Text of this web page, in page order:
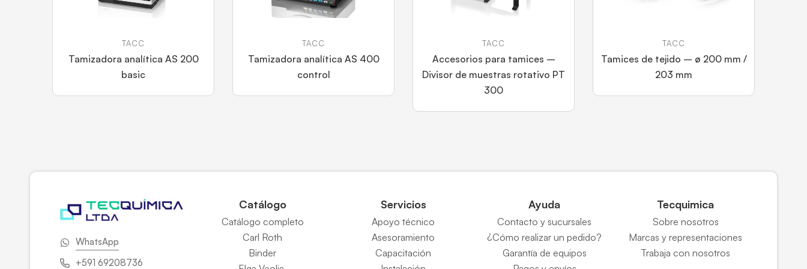
TACC
Tamizadora analítica AS 200
basic
TACC
Tamizadora analítica AS 400
control
TACC
Accesorios para tamices –
Divisor de muestras rotativo PT
300
TACC
Tamices de tejido – ø 200 mm /
203 mm
WhatsApp
+591 69208736
Catálogo
Catálogo completo
Carl Roth
Binder
Servicios
Apoyo técnico
Asesoramiento
Capacitación
Ayuda
Contacto y sucursales
¿Cómo realizar un pedido?
Garantía de equipos
Tecquimica
Sobre nosotros
Marcas y representaciones
Trabaja con nosotros